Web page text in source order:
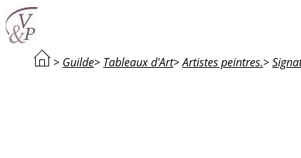
> Guilde> Tableaux d'Art>Artistes peintres.>